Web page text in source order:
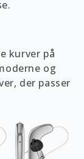
kurver på
og
der passer